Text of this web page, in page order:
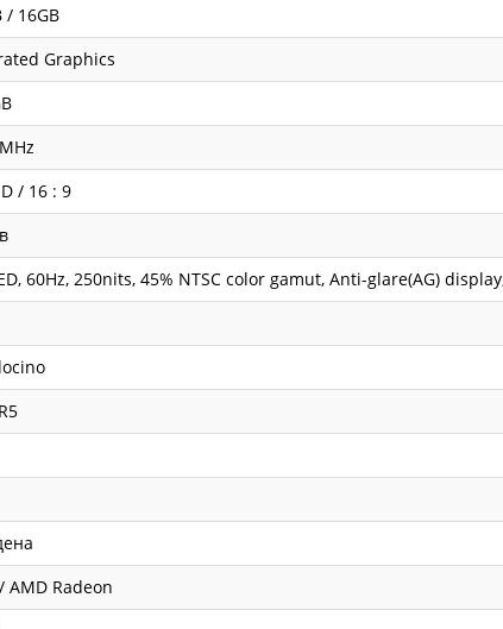
/ 16GB
Graphics
/ 16 : 9
60Hz, 250nits, 45% NTSC color gamut, Anti-glare(AG)
AMD Radeon